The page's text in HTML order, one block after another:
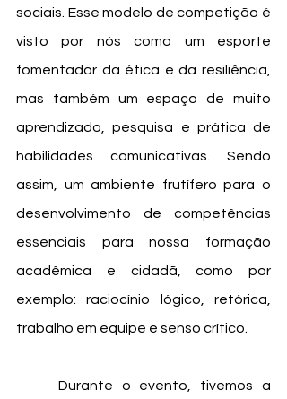
sociais. Esse modelo de competição é
visto por nós como um esporte
fomentador da ética e da resiliência,
mas também um espaço de muito
aprendizado, pesquisa e prática de
habilidades comunicativas. Sendo
assim, um ambiente frutífero para o
desenvolvimento de competências
essenciais para nossa formação
acadêmica e cidadã, como por
exemplo: raciocínio lógico, retórica,
trabalho em equipe e senso crítico.